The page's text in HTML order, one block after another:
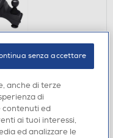
WHEEL-Black
anche di terze
di
contenuti ed
ai tuoi interessi,
ed analizzare le
senza accettare